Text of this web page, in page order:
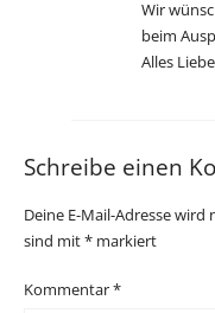
Wir
beim
Alles
Schreibe einen
Deine E-Mail-Adresse
sind mit* markiert
Kommentar*